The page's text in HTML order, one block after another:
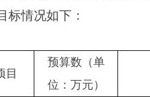
标情况如下：
目
预算数（单
位：万元）